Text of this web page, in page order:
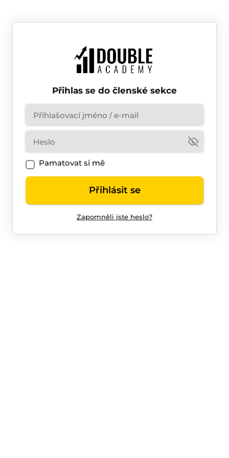
Přihlas se do členské sekce
Pamatovat si mě
Přihlásit se
Zapomněli jste heslo?